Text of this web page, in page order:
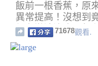
飯前一根香蕉，原
異常提高！沒想到
都有辦法治療...太強
71678觀看.